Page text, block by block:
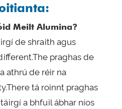
Meilt Alumina?
de shraith agus
praghas de
athrú de réir na
tá roinnt praghas
a bhfuil ábhar níos